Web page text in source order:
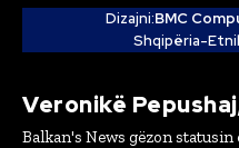
Dizajni:BMC
Shqipëria-
Veronikë
Balkan's News gëzon